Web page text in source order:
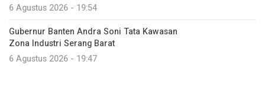
6 Agustus 2026 - 19:54
Gubernur Banten Andra Soni Tata Kawasan
Zona Industri Serang Barat
6 Agustus 2026 - 19:47